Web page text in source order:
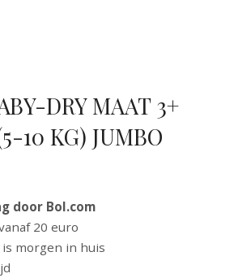
DRY MAAT 3+
10 KG) JUMBO
door Bol.com
20 euro
is morgen in huis